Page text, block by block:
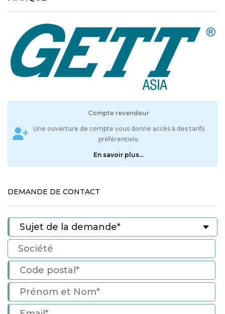
Compte revendeur
Une ouverture de compte vous donne accès à des tarifs
préférentiels.
En savoir plus...
DEMANDE DE CONTACT